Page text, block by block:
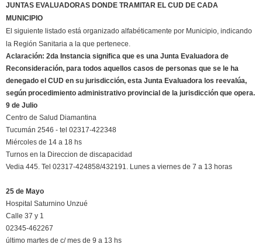
JUNTAS EVALUADORAS DONDE TRAMITAR EL CUD DE CADA
MUNICIPIO
El siguiente listado está organizado alfabéticamente por Municipio, indicando
la Región Sanitaria a la que pertenece.
Aclaración: 2da Instancia significa que es una Junta Evaluadora de
Reconsideración, para todos aquellos casos de personas que se le ha
denegado el CUD en su jurisdicción, esta Junta Evaluadora los reevalúa,
según procedimiento administrativo provincial de la jurisdicción que opera.
9 de Julio
Centro de Salud Diamantina
Tucumán 2546 - tel 02317-422348
Miércoles de 14 a 18 hs
Turnos en la Direccion de discapacidad
Vedia 445. Tel 02317-424858/432191. Lunes a viernes de 7 a 13 horas
25 de Mayo
Hospital Saturnino Unzué
Calle 37 y 1
02345-462267
último martes de c/ mes de 9 a 13 hs